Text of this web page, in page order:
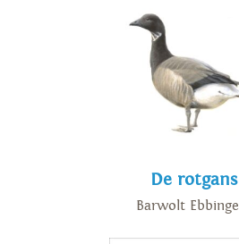
De rotgans
Barwolt Ebbinge